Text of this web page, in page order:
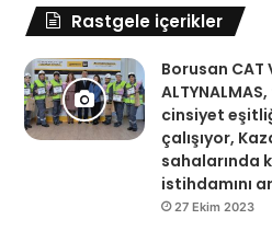
Rastgele içerikler
Borusan CAT
cinsiyet
çalışıyor,
sahalarında
istihdamını
27 Ekim 2023